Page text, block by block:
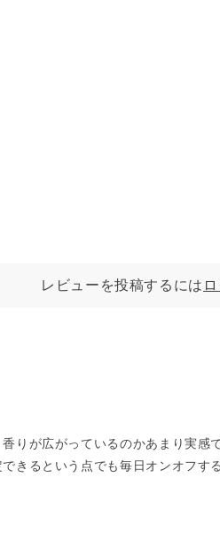
レビューを投稿するには
りが広がっているのかあまり実
きるという点でも毎日オンオフ